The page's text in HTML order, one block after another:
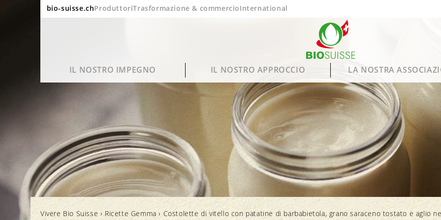
bio-suisse.chProduttoriTrasformazione & commercioInternational
IL NOSTRO IMPEGNO IL NOSTRO APPROCCIO LA NOSTRA
Sostenibilità
Qualità e gusto
Salute
Benessere degli animali
Foraggiamento
Allevamento
Domande frequenti
Lavorazione e imballaggio
Marchi e controllo
La nostra opinione
Ritratto
Bio in cifre
Rapporto annuale
Membri
Organizzazioni associate
Blog
Cinema
Prodotti Gemma
Prodotti Bio Gourmet
Calendario stagionale
Vivere Bio Suisse ›Ricette Gemma ›Costolette di vitello con patatine di barbabietola, grano saraceno tostato e aglio